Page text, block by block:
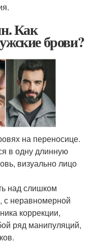
Как
брови?
на переносице.
в одну длинную
визуально лицо
над слишком
с неравномерной
коррекции,
ряд манипуляций,